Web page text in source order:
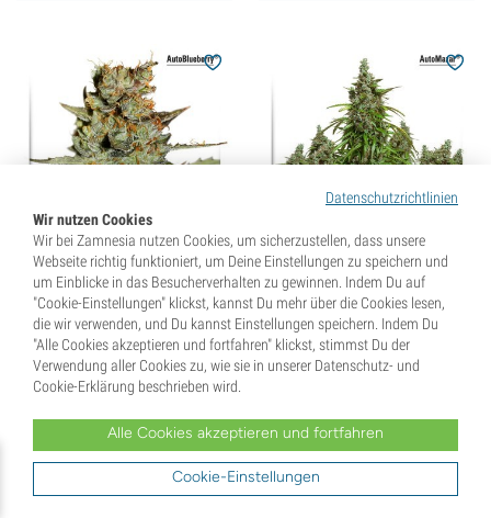
Auto Blueberry (Dutch
Passion) feminisiert
(7)
29,95€
Auto Mazar (Dutch
Passion) feminisiert
(21)
29,95€
Datenschutzrichtlinien
Wir nutzen Cookies
Wir bei Zamnesia nutzen Cookies, um sicherzustellen, dass unsere
Webseite richtig funktioniert, um Deine Einstellungen zu speichern und
um Einblicke in das Besucherverhalten zu gewinnen. Indem Du auf
"Cookie-Einstellungen" klickst, kannst Du mehr über die Cookies lesen,
die wir verwenden, und Du kannst Einstellungen speichern. Indem Du
"Alle Cookies akzeptieren und fortfahren" klickst, stimmst Du der
Verwendung aller Cookies zu, wie sie in unserer Datenschutz- und
Cookie-Erklärung beschrieben wird.
Alle Cookies akzeptieren und fortfahren
Cookie-Einstellungen